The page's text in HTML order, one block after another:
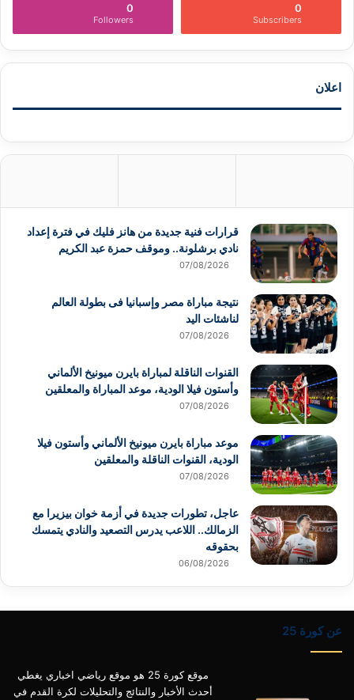
0
Subscribers
0
Followers
اعلان
قرارات فنية جديدة من هانز فليك في فترة إعداد
نادي برشلونة.. وموقف حمزة عبد الكريم
07/08/2026
نتيجة مباراة مصر وإسبانيا فى بطولة العالم
لناشئات اليد
07/08/2026
القنوات الناقلة لمباراة بايرن ميونيخ الألماني
وأستون فيلا الودية، موعد المباراة والمعلقين
07/08/2026
موعد مباراة بايرن ميونيخ الألماني وأستون فيلا
الودية، القنوات الناقلة والمعلقين
07/08/2026
عاجل، تطورات جديدة في أزمة خوان بيزيرا مع
الزمالك.. اللاعب يدرس التصعيد والنادي يتمسك
بحقوقه
06/08/2026
عن كورة 25
موقع كورة 25 هو موقع رياضي اخباري يغطي
أحدث الأخبار والنتائج والتحليلات لكرة القدم في